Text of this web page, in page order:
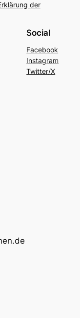
der
Social
Facebook
Instagram
Twitter/X